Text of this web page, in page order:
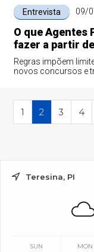
Entrevista 09/
O que Agentes
fazer a partir
Regras impõem
novos concursos e
1 2 3 4
Teresina, PI
SUN MON